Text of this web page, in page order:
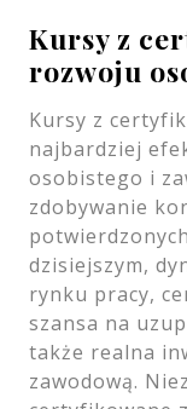
Kursy z
rozwoju
Kursy z
najbardziej
osobistego i
zdobywanie
dzisiejszym,
rynku pracy,
szansa na
także realna
zawodową.